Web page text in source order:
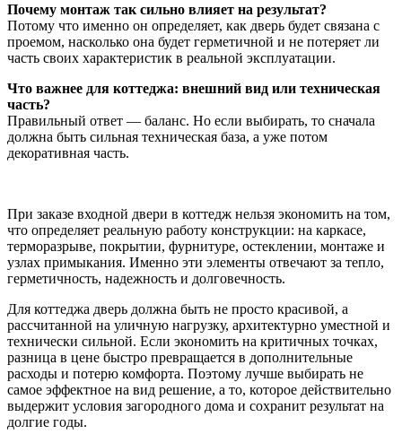
Почему монтаж так сильно влияет на результат?
Потому что именно он определяет, как дверь будет связана с
проемом, насколько она будет герметичной и не потеряет ли
часть своих характеристик в реальной эксплуатации.
Что важнее для коттеджа: внешний вид или техническая
часть?
Правильный ответ — баланс. Но если выбирать, то сначала
должна быть сильная техническая база, а уже потом
декоративная часть.
При заказе входной двери в коттедж нельзя экономить на том,
что определяет реальную работу конструкции: на каркасе,
терморазрыве, покрытии, фурнитуре, остеклении, монтаже и
узлах примыкания. Именно эти элементы отвечают за тепло,
герметичность, надежность и долговечность.
Для коттеджа дверь должна быть не просто красивой, а
рассчитанной на уличную нагрузку, архитектурно уместной и
технически сильной. Если экономить на критичных точках,
разница в цене быстро превращается в дополнительные
расходы и потерю комфорта. Поэтому лучше выбирать не
самое эффектное на вид решение, а то, которое действительно
выдержит условия загородного дома и сохранит результат на
долгие годы.